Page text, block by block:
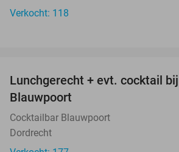
Verkocht: 118
Lunchgerecht + evt. cocktail
Blauwpoort
Cocktailbar Blauwpoort
Dordrecht